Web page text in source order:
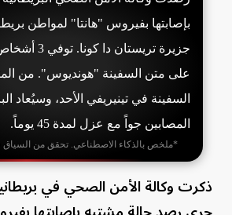
بإصابتها بفيروس "هانتا" لمواطن
على متن السفينة "هونديوس". من
السفينة في تينيريفي الأحد، وسيُعاد
المصابين جواً مع عزل لمدة 45 يوماً.
*ملخص بالذكاء الاصطناعي. تحقق من السياق
ذكرت وكالة الأمن الصحي في